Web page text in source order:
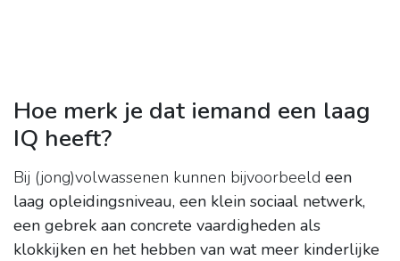
Hoe merk je dat iemand een laag
IQ heeft?
Bij (jong)volwassenen kunnen bijvoorbeeld een
laag opleidingsniveau, een klein sociaal netwerk,
een gebrek aan concrete vaardigheden als
klokkijken en het hebben van wat meer kinderlijke